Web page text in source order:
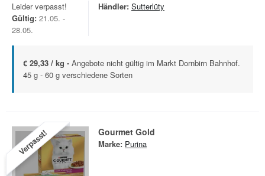
Leider verpasst!
Gültig: 21.05. -
28.05.
Händler: Sutterlüty
€ 29,33 / kg - Angebote nicht gültig im Markt Dornbirn Bahnhof.
45 g - 60 g verschiedene Sorten
Verpasst! Gourmet Gold
Marke: Purina